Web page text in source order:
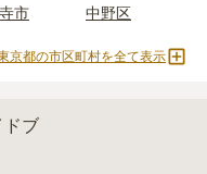
市 中野区
京都の市区町村を全て表示